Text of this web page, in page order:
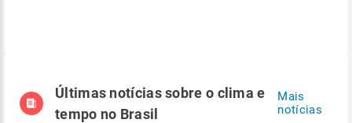
Últimas notícias sobre o clima e
tempo no Brasil
Mais
notícias